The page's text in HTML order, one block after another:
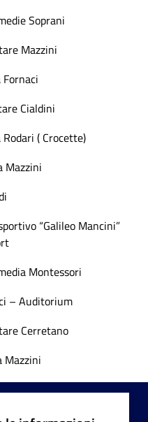
Soprani
Mazzini
Cialdini
( Crocette)
Mazzini
“Galileo Mancini”
Montessori
– Auditorium
Cerretano
Mazzini